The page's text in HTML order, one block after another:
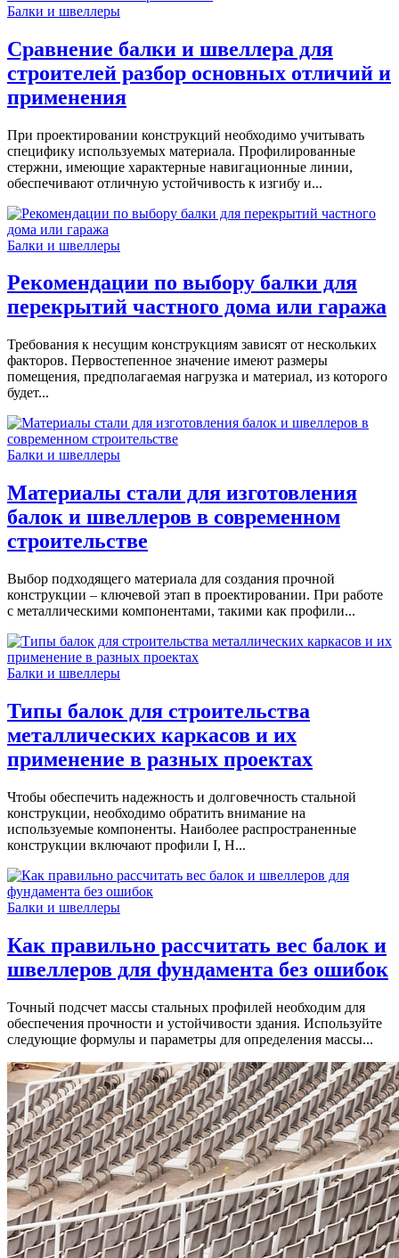
Балки и швеллеры
Сравнение балки и швеллера для
строителей разбор основных отличий и
применения
При проектировании конструкций необходимо учитывать
специфику используемых материала. Профилированные
стержни, имеющие характерные навигационные линии,
обеспечивают отличную устойчивость к изгибу и...
Балки и швеллеры
Рекомендации по выбору балки для
перекрытий частного дома или гаража
Требования к несущим конструкциям зависят от нескольких
факторов. Первостепенное значение имеют размеры
помещения, предполагаемая нагрузка и материал, из которого
будет...
Балки и швеллеры
Материалы стали для изготовления
балок и швеллеров в современном
строительстве
Выбор подходящего материала для создания прочной
конструкции – ключевой этап в проектировании. При работе
с металлическими компонентами, такими как профили...
Балки и швеллеры
Типы балок для строительства
металлических каркасов и их
применение в разных проектах
Чтобы обеспечить надежность и долговечность стальной
конструкции, необходимо обратить внимание на
используемые компоненты. Наиболее распространенные
конструкции включают профили I, H...
Балки и швеллеры
Как правильно рассчитать вес балок и
швеллеров для фундамента без ошибок
Точный подсчет массы стальных профилей необходим для
обеспечения прочности и устойчивости здания. Используйте
следующие формулы и параметры для определения массы...